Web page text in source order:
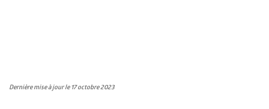
Dernière mise à jour le 17 octobre 2023